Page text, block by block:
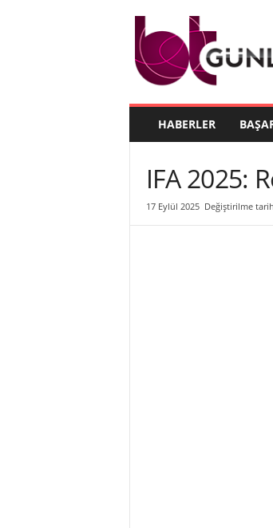
B
HABERLER
IFA 2025:
17 Eylül 2025 Değiştirilme